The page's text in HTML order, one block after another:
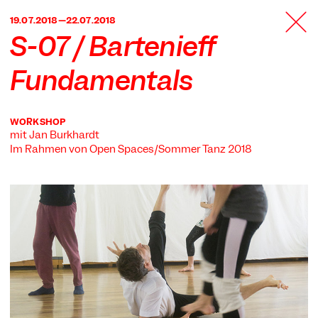
BERLIN
19.07.2018—22.07.2018
S-07 / Bartenieff
Fundamentals
WORKSHOP
mit Jan Burkhardt
Im Rahmen von Open Spaces/Sommer Tanz 2018